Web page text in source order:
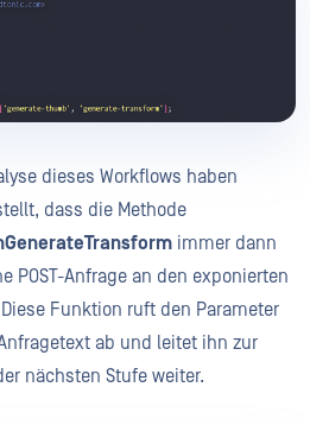
dieses Workflows haben
dass die Methode
immer dann
POST-Anfrage an den exponierten
Funktion ruft den Parameter
ab und leitet ihn zur
nächsten Stufe weiter.